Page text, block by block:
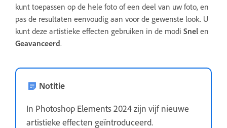
kunt toepassen op de hele foto of een deel van uw foto, en
pas de resultaten eenvoudig aan voor de gewenste look. U
kunt deze artistieke effecten gebruiken in de modi Snel en
Geavanceerd.
Notitie
In Photoshop Elements 2024 zijn vijf nieuwe
artistieke effecten geïntroduceerd.